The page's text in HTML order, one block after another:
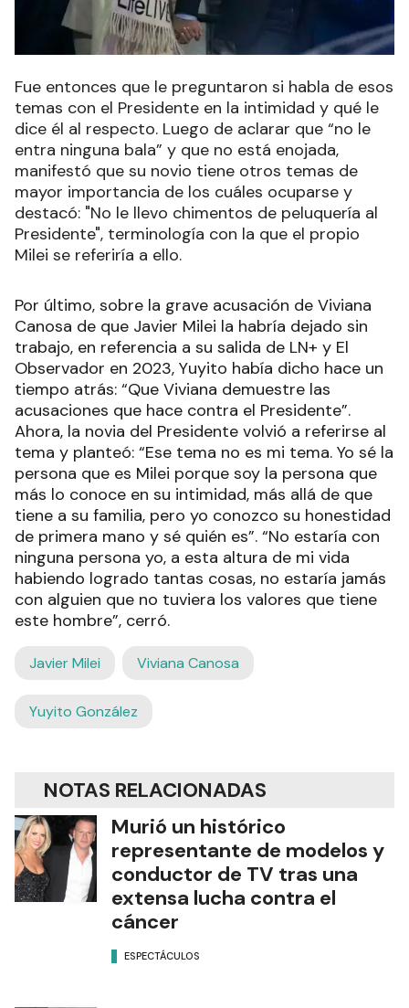
Fue entonces que le preguntaron si habla de esos
temas con el Presidente en la intimidad y qué le
dice él al respecto. Luego de aclarar que “no le
entra ninguna bala” y que no está enojada,
manifestó que su novio tiene otros temas de
mayor importancia de los cuáles ocuparse y
destacó: "No le llevo chimentos de peluquería al
Presidente", terminología con la que el propio
Milei se referiría a ello.
Por último, sobre la grave acusación de Viviana
Canosa de que Javier Milei la habría dejado sin
trabajo, en referencia a su salida de LN+ y El
Observador en 2023, Yuyito había dicho hace un
tiempo atrás: “Que Viviana demuestre las
acusaciones que hace contra el Presidente”.
Ahora, la novia del Presidente volvió a referirse al
tema y planteó: “Ese tema no es mi tema. Yo sé la
persona que es Milei porque soy la persona que
más lo conoce en su intimidad, más allá de que
tiene a su familia, pero yo conozco su honestidad
de primera mano y sé quién es”. “No estaría con
ninguna persona yo, a esta altura de mi vida
habiendo logrado tantas cosas, no estaría jamás
con alguien que no tuviera los valores que tiene
este hombre”, cerró.
Javier Milei Viviana Canosa
Yuyito González
NOTAS RELACIONADAS
Murió un histórico
representante de modelos y
conductor de TV tras una
extensa lucha contra el
cáncer
ESPECTÁCULOS